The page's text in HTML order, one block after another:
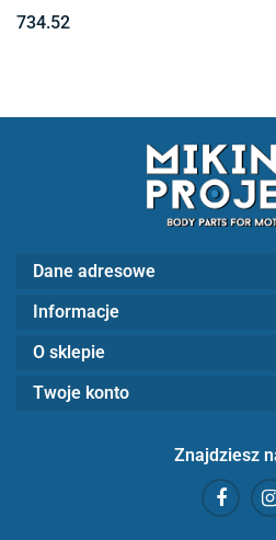
734.52
Dane adresowe
Informacje
O sklepie
Twoje konto
Znajdziesz